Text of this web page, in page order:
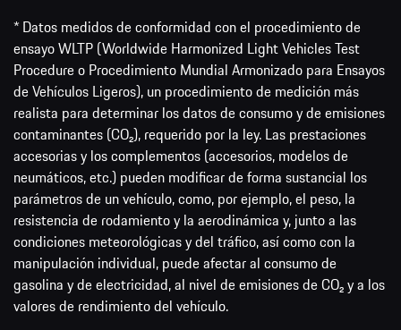
* Datos medidos de conformidad con el procedimiento de
ensayo WLTP (Worldwide Harmonized Light Vehicles Test
Procedure o Procedimiento Mundial Armonizado para Ensayos
de Vehículos Ligeros), un procedimiento de medición más
realista para determinar los datos de consumo y de emisiones
contaminantes (CO₂), requerido por la ley. Las prestaciones
accesorias y los complementos (accesorios, modelos de
neumáticos, etc.) pueden modificar de forma sustancial los
parámetros de un vehículo, como, por ejemplo, el peso, la
resistencia de rodamiento y la aerodinámica y, junto a las
condiciones meteorológicas y del tráfico, así como con la
manipulación individual, puede afectar al consumo de
gasolina y de electricidad, al nivel de emisiones de CO₂ y a los
valores de rendimiento del vehículo.